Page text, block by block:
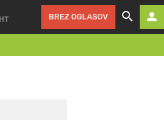
BREZ OGLASOV